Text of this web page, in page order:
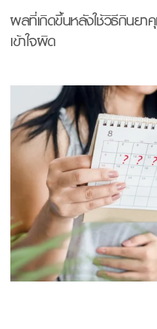
ผลที่เกิดขึ้นหลังใชวิธีกินยา
เข้าใจผิด